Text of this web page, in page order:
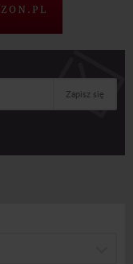
Zapisz się